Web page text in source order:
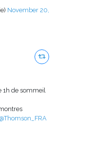
November 20,
1h de sommeil
montres